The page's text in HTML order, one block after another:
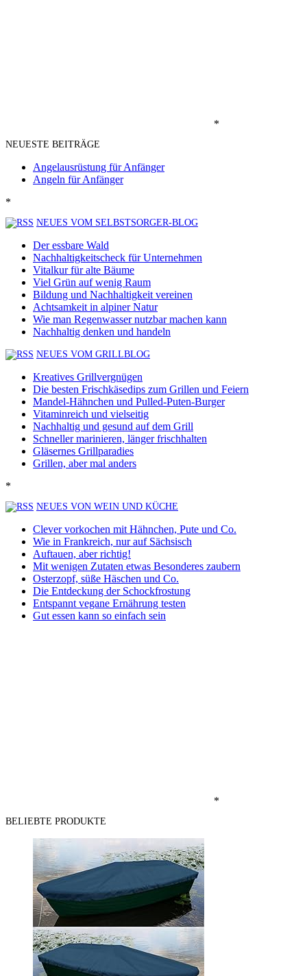
*
NEUESTE BEITRÄGE
Angelausrüstung für Anfänger
Angeln für Anfänger
*
NEUES VOM SELBSTSORGER-BLOG
Der essbare Wald
Nachhaltigkeitscheck für Unternehmen
Vitalkur für alte Bäume
Viel Grün auf wenig Raum
Bildung und Nachhaltigkeit vereinen
Achtsamkeit in alpiner Natur
Wie man Regenwasser nutzbar machen kann
Nachhaltig denken und handeln
NEUES VOM GRILLBLOG
Kreatives Grillvergnügen
Die besten Frischkäsedips zum Grillen und Feiern
Mandel-Hähnchen und Pulled-Puten-Burger
Vitaminreich und vielseitig
Nachhaltig und gesund auf dem Grill
Schneller marinieren, länger frischhalten
Gläsernes Grillparadies
Grillen, aber mal anders
*
NEUES VON WEIN UND KÜCHE
Clever vorkochen mit Hähnchen, Pute und Co.
Wie in Frankreich, nur auf Sächsisch
Auftauen, aber richtig!
Mit wenigen Zutaten etwas Besonderes zaubern
Osterzopf, süße Häschen und Co.
Die Entdeckung der Schockfrostung
Entspannt vegane Ernährung testen
Gut essen kann so einfach sein
*
BELIEBTE PRODUKTE